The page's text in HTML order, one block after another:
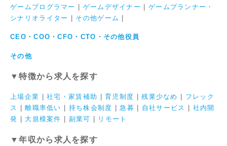
ゲームプログラマー | ゲームデザイナー | ゲームプランナー・
シナリオライター | その他ゲーム |
CEO・COO・CFO・CTO・その他役員
その他
▼特徴から求人を探す
上場企業 |社宅・家賃補助 |育児制度 |残業少なめ
フレック
ス
|離職率低い 持ち株会制度 |急募 自社サービス
社内開
発
大規模案件 副業可 リモート
▼年収から求人を探す